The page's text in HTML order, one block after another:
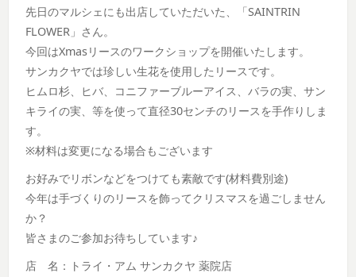
先日のマルシェにも出店していただいた、「SAINTRIN
FLOWER」さん。
今回はXmasリースのワークショップを開催いたします。
サンカクヤでは珍しい生花を使用したリースです。
ヒムロ杉、ヒバ、コニファーブルーアイス、バラの実、サン
キライの実、等を使って直径30センチのリースを手作りしま
す。
※材料は変更になる場合もございます
お好みでリボンなどをつけても素敵です(材料費別途)
今年は手づくりのリースを飾ってクリスマスを過ごしません
か？
皆さまのご参加お待ちしています♪
店 名：トライ・アム サンカクヤ 薬院店